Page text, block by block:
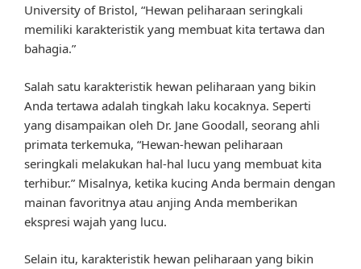
University of Bristol, “Hewan peliharaan seringkali
memiliki karakteristik yang membuat kita tertawa dan
bahagia.”
Salah satu karakteristik hewan peliharaan yang bikin
Anda tertawa adalah tingkah laku kocaknya. Seperti
yang disampaikan oleh Dr. Jane Goodall, seorang ahli
primata terkemuka, “Hewan-hewan peliharaan
seringkali melakukan hal-hal lucu yang membuat kita
terhibur.” Misalnya, ketika kucing Anda bermain dengan
mainan favoritnya atau anjing Anda memberikan
ekspresi wajah yang lucu.
Selain itu, karakteristik hewan peliharaan yang bikin